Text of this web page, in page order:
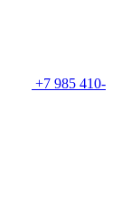
+7 985 410-